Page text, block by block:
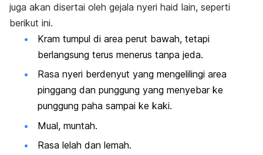
juga akan disertai oleh gejala nyeri haid lain, seperti
berikut ini.
Kram tumpul di area perut bawah, tetapi
berlangsung terus menerus tanpa jeda.
Rasa nyeri berdenyut yang mengelilingi area
pinggang dan punggung yang menyebar ke
punggung paha sampai ke kaki.
Mual, muntah.
Rasa lelah dan lemah.